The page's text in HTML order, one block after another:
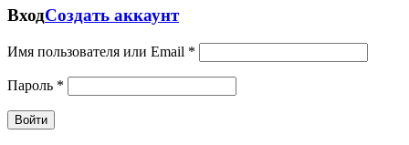
ВходСоздать аккаунт
Имя пользователя или Email *
Пароль *
Войти